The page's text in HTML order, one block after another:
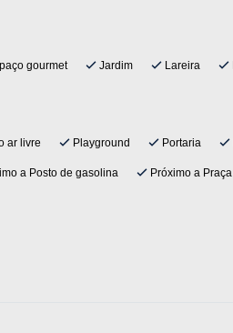
gourmet Jardim Lareira
ar livre Playground Portaria
a Posto de gasolina Próximo a Praça